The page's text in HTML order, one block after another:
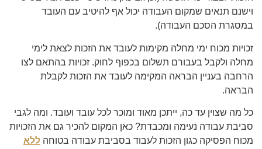
וישנם תנאים שמקום העבודה יכול אף להיטיב עם העובד
במסגרת הסכם העבודה).
זכויות מכוח ימי מחלה מקימות לעובד את הזכות לצאת לימי
מחלה ולקבל בעבורם תשלום בכפוף לחוק. זכויות בהתאם לצו
הרחבה בעניין הבראה המקימה לעובד את הזכות לקבלת
הבראה.
כל מה שצוין עד כה, ייתכן מאוד ומוכר לכל עובד ועובד. ומה לגבי
סביבת עבודה נעימה ומכבדת? כאן המקום להכיר גם את הזכויות
מכוח הפסיקה כגון הזכות לעבוד בסביבת עבודה בטוחה ללא